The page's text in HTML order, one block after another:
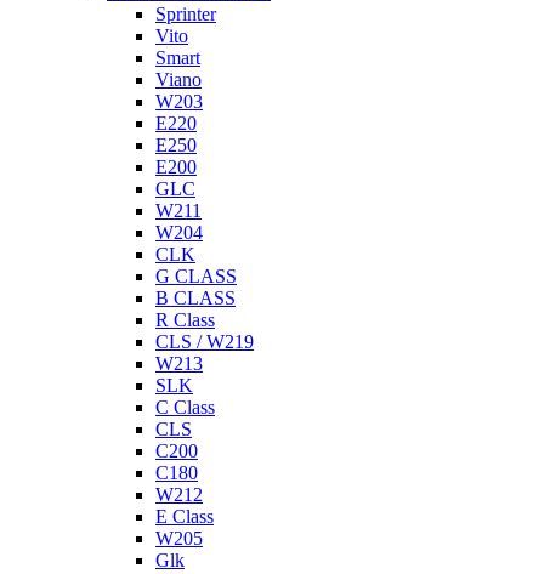
Sprinter
Vito
Smart
Viano
W203
E220
E250
E200
GLC
W211
W204
CLK
G CLASS
B CLASS
R Class
CLS / W219
W213
SLK
C Class
CLS
C200
C180
W212
E Class
W205
Glk